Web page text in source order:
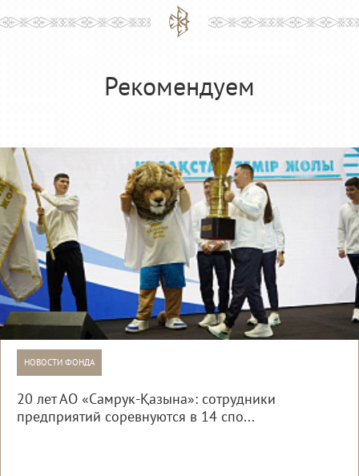
Рекомендуем
НОВОСТИ ФОНДА
20 лет АО «Самрук-Қазына»: сотрудники
предприятий соревнуются в 14 спо...